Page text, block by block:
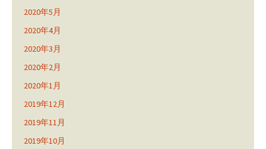
2020年5月
2020年4月
2020年3月
2020年2月
2020年1月
2019年12月
2019年11月
2019年10月